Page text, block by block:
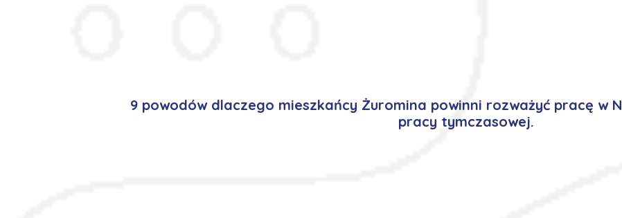
9 powodów dlaczego mieszkańcy Żuromina powinni rozważyć pracę w
pracy tymczasowej.